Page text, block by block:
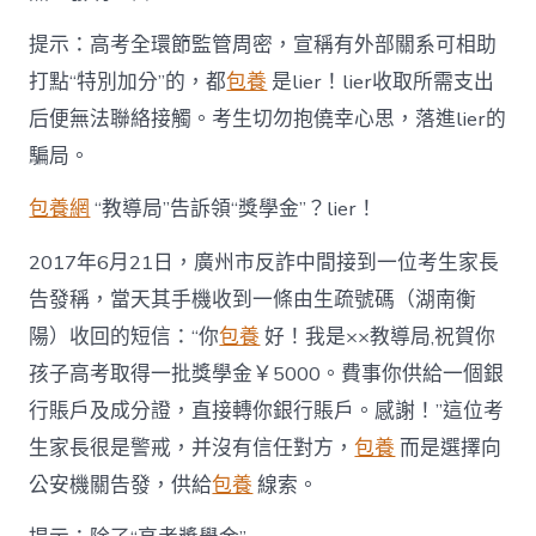
提示：高考全環節監管周密，宣稱有外部關系可相助
打點“特別加分”的，都包養 是lier！lier收取所需支出
后便無法聯絡接觸。考生切勿抱僥幸心思，落進lier的
騙局。
包養網 “教導局”告訴領“獎學金”？lier！
2017年6月21日，廣州市反詐中間接到一位考生家長
告發稱，當天其手機收到一條由生疏號碼（湖南衡
陽）收回的短信：“你包養 好！我是××教導局,祝賀你
孩子高考取得一批獎學金￥5000。費事你供給一個銀
行賬戶及成分證，直接轉你銀行賬戶。感謝！”這位考
生家長很是警戒，并沒有信任對方，包養 而是選擇向
公安機關告發，供給包養 線索。